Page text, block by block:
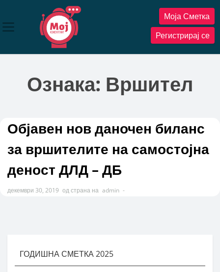
содржината
Моја Сметка
Регистрирај се
Ознака: Вршител
Објавен нов даночен биланс
за вршителите на самостојна
деност ДЛД – ДБ
декември 30, 2019 од страна на admin -
ГОДИШНА СМЕТКА 2025